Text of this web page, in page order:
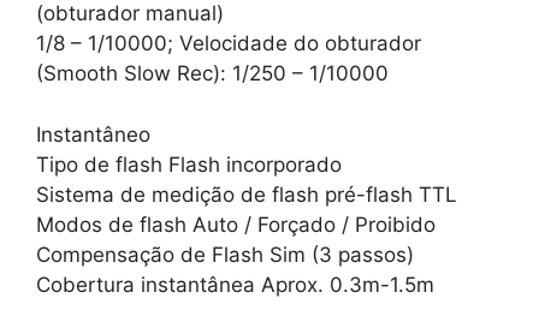
(obturador manual)
1/8 – 1/10000; Velocidade do obturador
(Smooth Slow Rec): 1/250 – 1/10000
Instantâneo
Tipo de flash Flash incorporado
Sistema de medição de flash pré-flash TTL
Modos de flash Auto / Forçado / Proibido
Compensação de Flash Sim (3 passos)
Cobertura instantânea Aprox. 0.3m-1.5m